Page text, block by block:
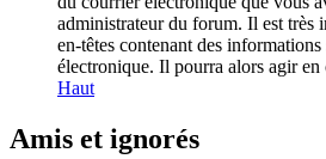
administrateur du forum. Il est très
en-têtes contenant des
électronique. Il pourra alors agir en
Haut
Amis et ignorés